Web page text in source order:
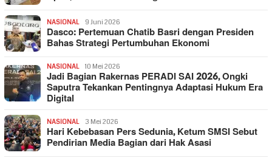
NASIONAL 9 Juni 2026
Dasco: Pertemuan Chatib Basri dengan Presiden
Bahas Strategi Pertumbuhan Ekonomi
NASIONAL 10 Mei 2026
Jadi Bagian Rakernas PERADI SAI 2026, Ongki
Saputra Tekankan Pentingnya Adaptasi Hukum Era
Digital
NASIONAL 3 Mei 2026
Hari Kebebasan Pers Sedunia, Ketum SMSI Sebut
Pendirian Media Bagian dari Hak Asasi